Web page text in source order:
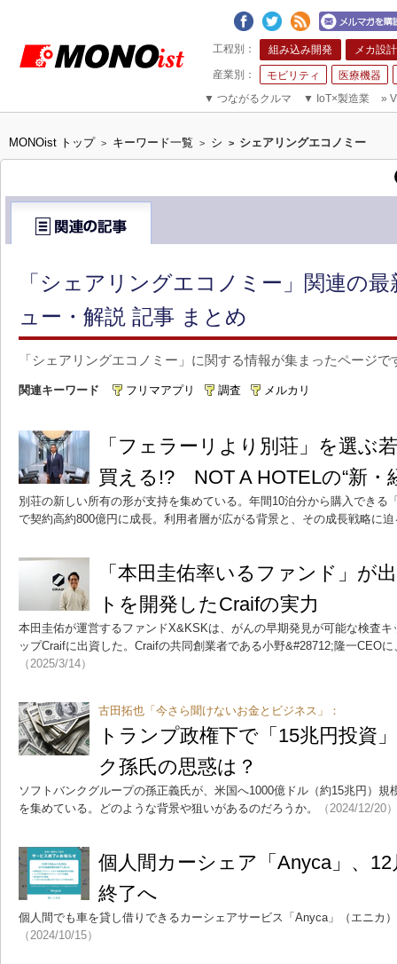
組み込み開発 メカ設計
モビリティ
医療機器
▼ つながるクルマ ▼ IoT×製造業 »
MONOist トップ > キーワード一覧 > シ > シェアリングエコノミー
「シェアリングエコノミー」関連の
ュー・解説 記事 まとめ
「シェアリングエコノミー」に関する情報が集まったページで
関連キーワード フリマアプリ 調査 メルカリ
「フェラーリより別荘」を選
買える!? NOT A HOTELの“新・
別荘の新しい所有の形が支持を集めている。年間10泊分から購入できる
で契約高約800億円に成長。利用者層が広がる背景と、その成長戦略に迫
「本田圭佑率いるファンド」
トを開発したCraifの実力
本田圭佑が運営するファンドX&KSKは、がんの早期発見が可能な検査
ップCraifに出資した。Craifの共同創業者である小野&#28712;隆一CEO
（2025/3/14）
古田拓也「今さら聞けないお金とビジネス」：
トランプ政権下で「15兆円投
ク孫氏の思惑は？
ソフトバンクグループの孫正義氏が、米国へ1000億ドル（約15兆円）
を集めている。どのような背景や狙いがあるのだろうか。
（2024/12/20）
個人間カーシェア「Anyca」、
終了へ
個人間でも車を貸し借りできるカーシェアサービス「Anyca」（エニカ
（2024/10/15）